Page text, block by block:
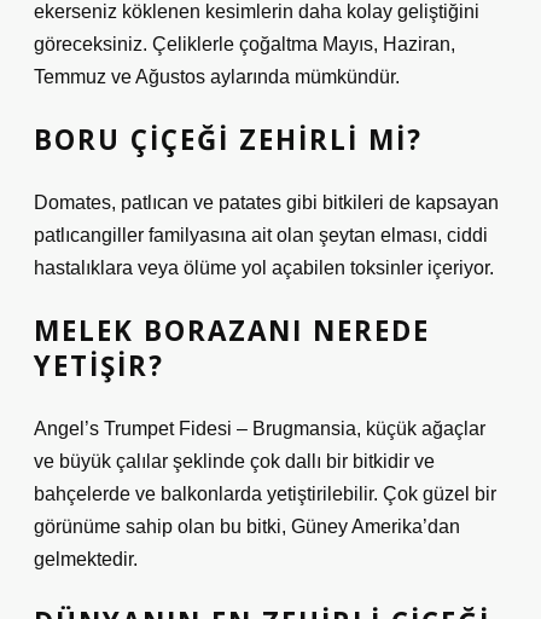
ekerseniz köklenen kesimlerin daha kolay geliştiğini
göreceksiniz. Çeliklerle çoğaltma Mayıs, Haziran,
Temmuz ve Ağustos aylarında mümkündür.
BORU ÇIÇEĞI ZEHIRLI MI?
Domates, patlıcan ve patates gibi bitkileri de kapsayan
patlıcangiller familyasına ait olan şeytan elması, ciddi
hastalıklara veya ölüme yol açabilen toksinler içeriyor.
MELEK BORAZANI NEREDE
YETIŞIR?
Angel’s Trumpet Fidesi – Brugmansia, küçük ağaçlar
ve büyük çalılar şeklinde çok dallı bir bitkidir ve
bahçelerde ve balkonlarda yetiştirilebilir. Çok güzel bir
görünüme sahip olan bu bitki, Güney Amerika’dan
gelmektedir.